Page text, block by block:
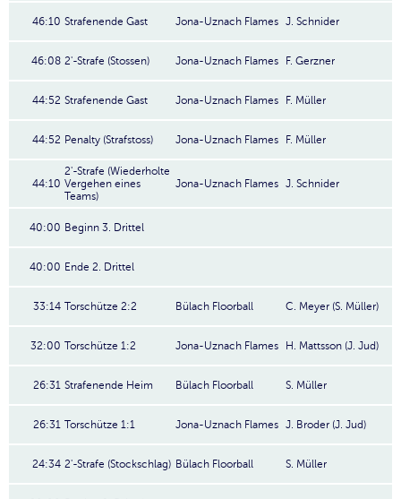
46:10 Strafenende Gast Jona-Uznach Flames J. Schnider
46:08 2'-Strafe (Stossen) Jona-Uznach Flames F. Gerzner
44:52 Strafenende Gast Jona-Uznach Flames F. Müller
44:52 Penalty (Strafstoss) Jona-Uznach Flames F. Müller
44:10
2'-Strafe (Wiederholte
Vergehen eines
Teams)
Jona-Uznach Flames J. Schnider
40:00 Beginn 3. Drittel
40:00 Ende 2. Drittel
33:14 Torschütze 2:2 Bülach Floorball C. Meyer (S. Müller)
32:00 Torschütze 1:2 Jona-Uznach Flames H. Mattsson (J. Jud)
26:31 Strafenende Heim Bülach Floorball S. Müller
26:31 Torschütze 1:1 Jona-Uznach Flames J. Broder (J. Jud)
24:34 2'-Strafe (Stockschlag) Bülach Floorball S. Müller